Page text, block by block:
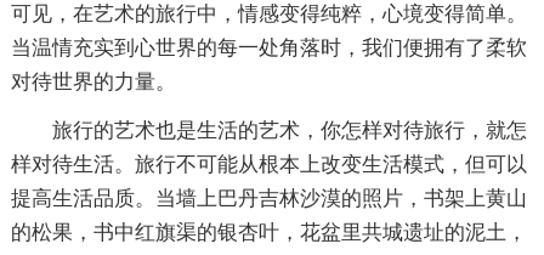
可见，在艺术的旅行中，情感变得纯粹，心境变得简单。
当温情充实到心世界的每一处角落时，我们便拥有了柔软
对待世界的力量。
旅行的艺术也是生活的艺术，你怎样对待旅行，就怎
样对待生活。旅行不可能从根本上改变生活模式，但可以
提高生活品质。当墙上巴丹吉林沙漠的照片，书架上黄山
的松果，书中红旗渠的银杏叶，花盆里共城遗址的泥土，